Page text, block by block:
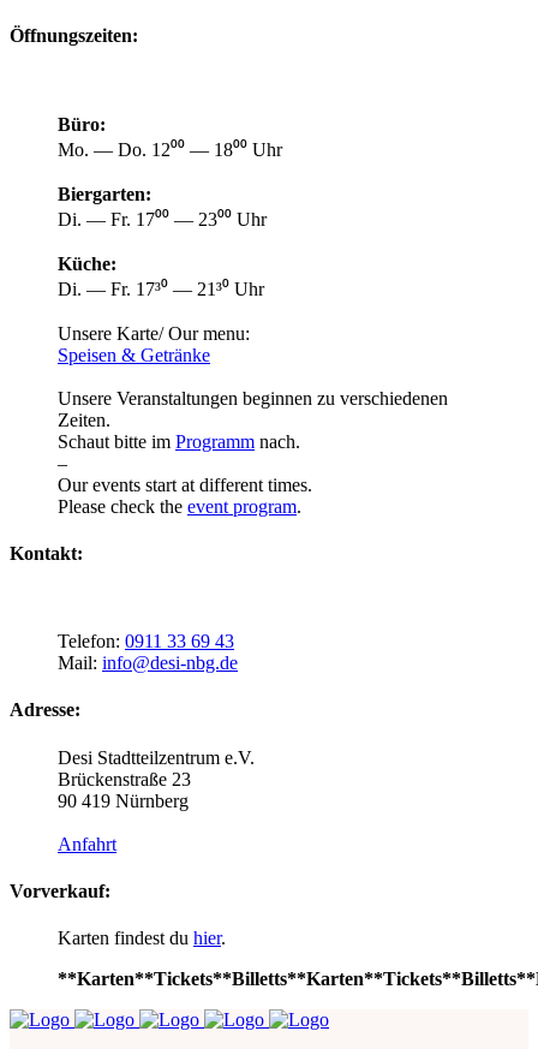
Öffnungszeiten:
Büro:
Mo. — Do. 12⁰⁰ — 18⁰⁰ Uhr
Biergarten:
Di. — Fr. 17⁰⁰ — 23⁰⁰ Uhr
Küche:
Di. — Fr. 17³⁰ — 21³⁰ Uhr
Unsere Karte/ Our menu:
Speisen & Getränke
Unsere Veranstaltungen beginnen zu verschiedenen
Zeiten.
Schaut bitte im Programm nach.
–
Our events start at different times.
Please check the event program.
Kontakt:
Telefon: 0911 33 69 43
Mail: info@desi-nbg.de
Adresse:
Desi Stadtteilzentrum e.V.
Brückenstraße 23
90 419 Nürnberg
Anfahrt
Vorverkauf:
Karten findest du hier.